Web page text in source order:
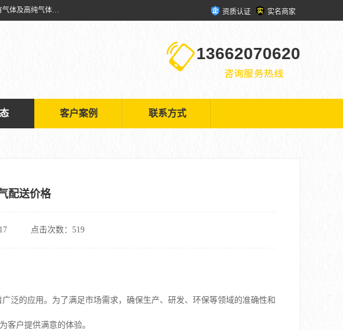
天津市利信工业气体经销部主要经营销售供应氧气、乙炔气、氩气、氮气、二氧化碳等大宗气体以及氦气、氪气、氖气、氙气等稀有气体及高纯气体的配送租赁 资质认证 实名商家
13662070620
客户案例 联系方式
配送价格
点击次数：519
泛的应用。为了满足市场需求，确保生产、研发、环保等领域的准确性和
客户提供满意的体验。